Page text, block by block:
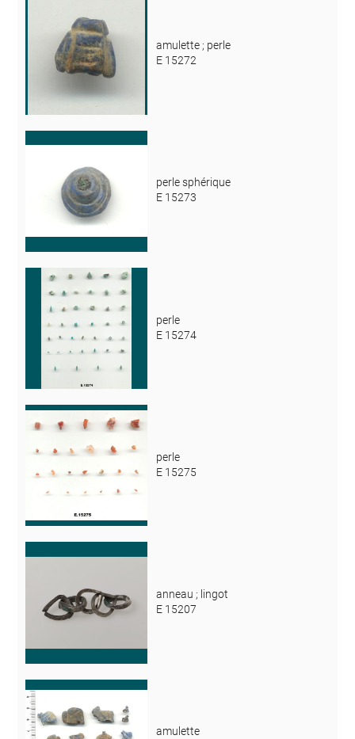
amulette ; perle
E 15272
perle sphérique
E 15273
perle
E 15274
perle
E 15275
anneau ; lingot
E 15207
amulette